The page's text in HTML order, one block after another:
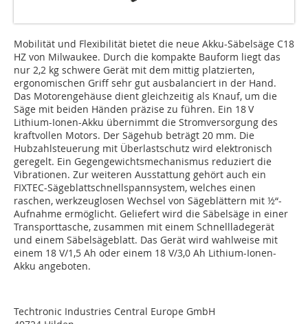
Mobilität und Flexibilität bietet die neue Akku-Säbelsäge C18
HZ von Milwaukee. Durch die kompakte Bauform liegt das
nur 2,2 kg schwere Gerät mit dem mittig platzierten,
ergonomischen Griff sehr gut ausbalanciert in der Hand.
Das Motorengehäuse dient gleichzeitig als Knauf, um die
Säge mit beiden Händen präzise zu führen. Ein 18 V
Lithium-Ionen-Akku übernimmt die Stromversorgung des
kraftvollen Motors. Der Sägehub beträgt 20 mm. Die
Hubzahlsteuerung mit Überlastschutz wird elektronisch
geregelt. Ein Gegengewichtsmechanismus reduziert die
Vibrationen. Zur weiteren Ausstattung gehört auch ein
FIXTEC-Sägeblattschnellspannsystem, welches einen
raschen, werkzeuglosen Wechsel von Sägeblättern mit ½“-
Aufnahme ermöglicht. Geliefert wird die Säbelsäge in einer
Transporttasche, zusammen mit einem Schnellladegerät
und einem Säbelsägeblatt. Das Gerät wird wahlweise mit
einem 18 V/1,5 Ah oder einem 18 V/3,0 Ah Lithium-Ionen-
Akku angeboten.
Techtronic Industries Central Europe GmbH